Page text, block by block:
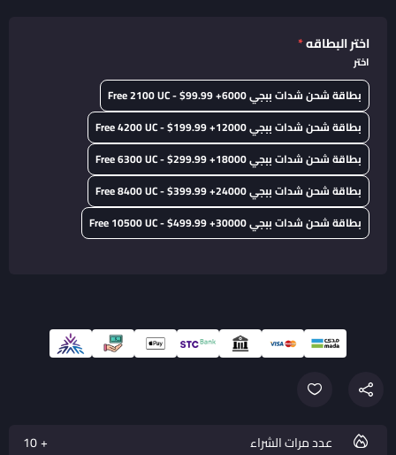
اختر البطاقه*
اختر
بطاقة شحن شدات ببجي 6000+ Free 2100 UC - $99.99
بطاقة شحن شدات ببجي 12000+ Free 4200 UC - $199.99
بطاقة شحن شدات ببجي 18000+ Free 6300 UC - $299.99
بطاقة شحن شدات ببجي 24000+ Free 8400 UC - $399.99
بطاقة شحن شدات ببجي 30000+ Free 10500 UC - $499.99
عدد مرات الشراء 10